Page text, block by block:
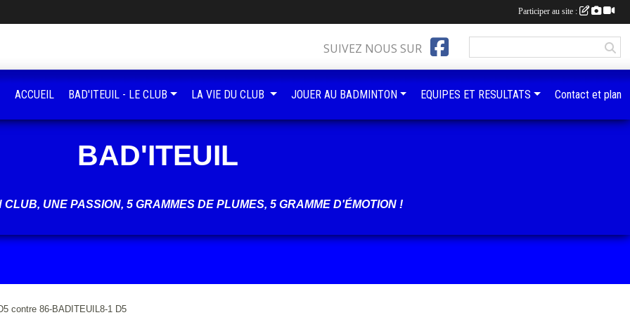
BAD'ITEUIL
CLUB, UNE PASSION, 5 GRAMMES DE PLUMES, 5 GRAMME D'ÉMOTION !
contre 86-BADITEUIL8-1 D5
SUIVEZ NOUS SUR
ACCUEIL BAD'ITEUIL - LE CLUB LA VIE DU CLUB JOUER AU BADMINTON EQUIPES ET RESULTATS Contact et plan
Participer au site :